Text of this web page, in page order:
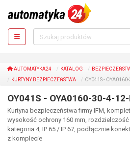
AUTOMATYKA24 KATALOG
KURTYNY BEZPIECZEŃSTWA
OY041S -
OY041S - OYA0160-30-4-
Kurtyna bezpieczeństwa firmy IFM,
wysokość ochrony 160 mm, rozdzielczość
kategoria 4, IP 65 / IP 67, podłącznie
z komplecie